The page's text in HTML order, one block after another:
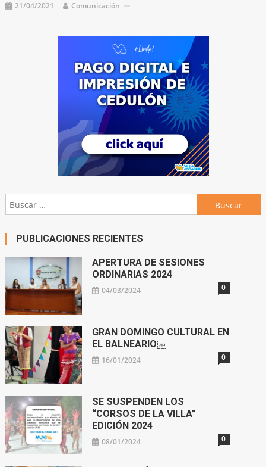
21/04/2021 Comunicación
Buscar:
PUBLICACIONES RECIENTES
APERTURA DE SESIONES
ORDINARIAS 2024
04/03/2024 0
GRAN DOMINGO CULTURAL EN
EL BALNEARIO￼
16/01/2024 0
SE SUSPENDEN LOS
“CORSOS DE LA VILLA”
EDICIÓN 2024
08/01/2024 0